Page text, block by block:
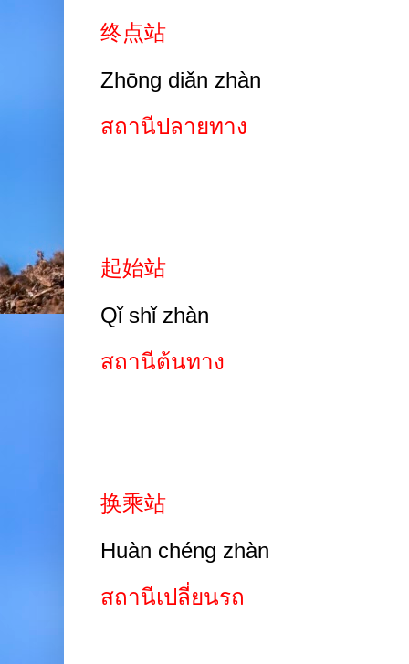
终点站
Zhōng diǎn zhàn
สถานีปลายทาง
起始站
Qǐ shǐ zhàn
สถานีต้นทาง
换乘站
Huàn chéng zhàn
สถานีเปลี่ยนรถ